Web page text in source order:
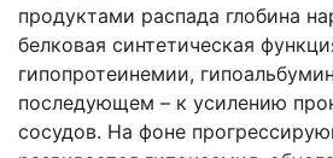
продуктами распада глобина
белковая синтетическая
гипопротеинемии,
последующем – к усилению
сосудов. На фоне